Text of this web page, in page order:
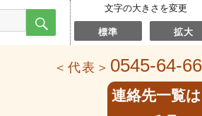
検 文字の大きさを変更
標準 拡大
＜代表＞ 0545-64-
連絡先一覧